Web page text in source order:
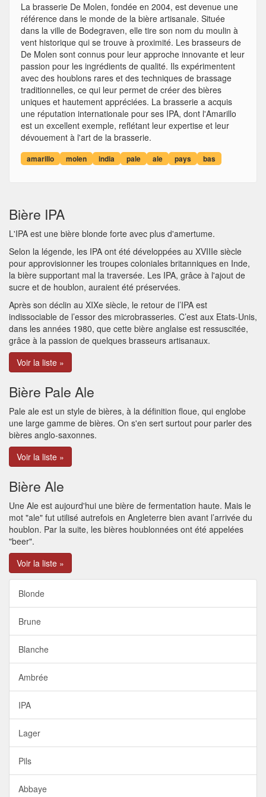
La brasserie De Molen, fondée en 2004, est devenue une
référence dans le monde de la bière artisanale. Située
dans la ville de Bodegraven, elle tire son nom du moulin à
vent historique qui se trouve à proximité. Les brasseurs de
De Molen sont connus pour leur approche innovante et leur
passion pour les ingrédients de qualité. Ils expérimentent
avec des houblons rares et des techniques de brassage
traditionnelles, ce qui leur permet de créer des bières
uniques et hautement appréciées. La brasserie a acquis
une réputation internationale pour ses IPA, dont l'Amarillo
est un excellent exemple, reflétant leur expertise et leur
dévouement à l'art de la brasserie.
amarillo molen india pale ale pays bas
Bière IPA
L'IPA est une bière blonde forte avec plus d'amertume.
Selon la légende, les IPA ont été développées au XVIIIe siècle
pour approvisionner les troupes coloniales britanniques en Inde,
la bière supportant mal la traversée. Les IPA, grâce à l'ajout de
sucre et de houblon, auraient été préservées.
Après son déclin au XIXe siècle, le retour de l’IPA est
indissociable de l’essor des microbrasseries. C’est aux Etats-Unis,
dans les années 1980, que cette bière anglaise est ressuscitée,
grâce à la passion de quelques brasseurs artisanaux.
Voir la liste »
Bière Pale Ale
Pale ale est un style de bières, à la définition floue, qui englobe
une large gamme de bières. On s'en sert surtout pour parler des
bières anglo-saxonnes.
Voir la liste »
Bière Ale
Une Ale est aujourd'hui une bière de fermentation haute. Mais le
mot "ale" fut utilisé autrefois en Angleterre bien avant l’arrivée du
houblon. Par la suite, les bières houblonnées ont été appelées
"beer".
Voir la liste »
Blonde
Brune
Blanche
Ambrée
IPA
Lager
Pils
Abbaye